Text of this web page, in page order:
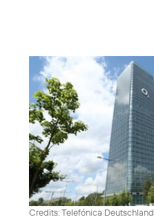
Credits: Telefónica Deutschland